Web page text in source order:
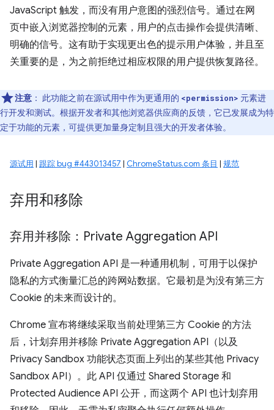
JavaScript 触发，而没有用户意图的强烈信号。通过在网
页中嵌入浏览器控制的元素，用户的点击操作会提供清晰、
明确的信号。这有助于实现更出色的提示用户体验，并且至
关重要的是，为之前拒绝过相应权限的用户提供恢复路径。
注意 ： 此功能之前在源试用中作为更通用的 <permission> 元素进
行开发和测试。根据开发者和其他浏览器供应商的反馈，它已发展成为特
定于功能的元素，可提供更加量身定制且强大的开发者体验。
源试用 | 跟踪 bug #443013457 | ChromeStatus.com 条目 | 规范
弃用和移除
弃用并移除：Private Aggregation API
Private Aggregation API 是一种通用机制，可用于以保护
隐私的方式衡量汇总的跨网站数据。它最初是为没有第三方
Cookie 的未来而设计的。
Chrome 宣布将继续采取当前处理第三方 Cookie 的方法
后，计划弃用并移除 Private Aggregation API（以及
Privacy Sandbox 功能状态页面上列出的某些其他 Privacy
Sandbox API）。此 API 仅通过 Shared Storage 和
Protected Audience API 公开，而这两个 API 也计划弃用